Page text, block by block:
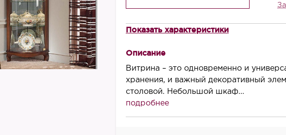
Высота, мм
Ширина, мм
470
470
Показать характеристики
Описание
Витрина – это одновременно и
хранения, и важный декоративный
столовой. Небольшой шкаф...
подробнее